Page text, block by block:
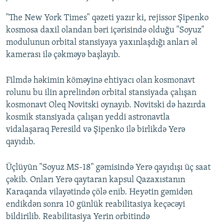
"The New York Times" qəzeti yazır ki, rejissor Şipenko
kosmosa daxil olandan bəri içərisində olduğu "Soyuz"
modulunun orbital stansiyaya yaxınlaşdığı anları əl
kamerası ilə çəkməyə başlayıb.
Filmdə həkimin köməyinə ehtiyacı olan kosmonavt
rolunu bu ilin aprelindən orbital stansiyada çalışan
kosmonavt Oleq Novitski oynayıb. Novitski də hazırda
kosmik stansiyada çalışan yeddi astronavtla
vidalaşaraq Peresild və Şipenko ilə birlikdə Yerə
qayıdıb.
Üçlüyün "Soyuz MS-18" gəmisində Yerə qayıdışı üç saat
çəkib. Onları Yerə qaytaran kapsul Qazaxıstanın
Karaqanda vilayətində çölə enib. Heyətin gəmidən
endikdən sonra 10 günlük reabilitasiya keçəcəyi
bildirilib. Reabilitasiya Yerin orbitində